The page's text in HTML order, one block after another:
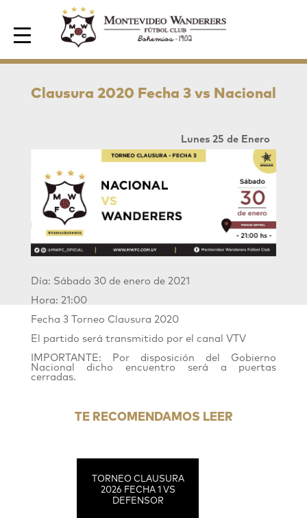
Area de Socios
Clausura 2020 Fecha 3 vs Nacional
Lunes 25 de Enero
Día: Sábado 30 de enero de 2021
Hora: 21:00
Fecha 3 Torneo Clausura 2020
El partido será transmitido por el canal VTV
IMPORTANTE: Por disposición del Gobierno
Nacional dicho encuentro será a puertas
cerradas.
TE RECOMENDAMOS LEER
TORNEO CLAUSURA
2026 FECHA 1 VS
DEFENSOR